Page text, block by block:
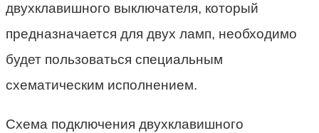
двухклавишного выключателя, который
предназначается для двух ламп, необходимо
будет пользоваться специальным
схематическим исполнением.
Схема подключения двухклавишного